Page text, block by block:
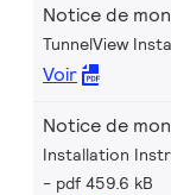
Notice de
TunnelView
Voir
Notice de
Installation
pdf 459.6 kB